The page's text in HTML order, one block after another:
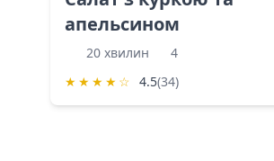
апельсином
20 хвилин
4
★ ★ ★ ★ ☆ 4.5(34)